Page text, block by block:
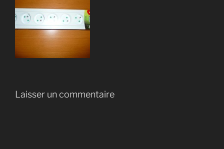
Laisser un commentaire